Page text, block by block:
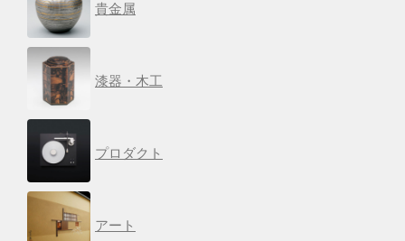
貴金属
漆器・木工
プロダクト
アート